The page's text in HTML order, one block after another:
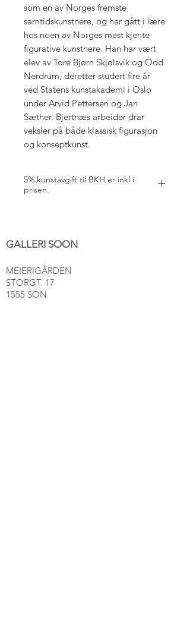
som en av Norges fremste
samtidskunstnere, og har gått i lære
hos noen av Norges mest kjente
figurative kunstnere. Han har vært
elev av Tore Bjørn Skjølsvik og Odd
Nerdrum, deretter studert fire år
ved Statens kunstakademi i Oslo
under Arvid Pettersen og Jan
Sæther. Bjertnæs arbeider drar
veksler på både klassisk figurasjon
og konseptkunst.
5% kunstavgift til BKH er inkl i
prisen.
GALLERI SOON
MEIERIGÅRDEN
STORGT. 17
1555 SON